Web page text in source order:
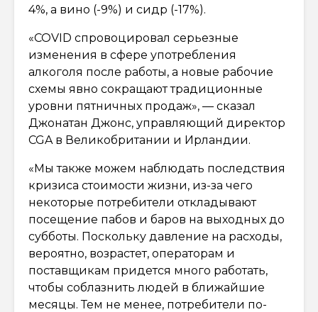
4%, а вино (-9%) и сидр (-17%).
«COVID спровоцировал серьезные
изменения в сфере употребления
алкоголя после работы, а новые рабочие
схемы явно сокращают традиционные
уровни пятничных продаж», — сказал
Джонатан Джонс, управляющий директор
CGA в Великобритании и Ирландии.
«Мы также можем наблюдать последствия
кризиса стоимости жизни, из-за чего
некоторые потребители откладывают
посещение пабов и баров на выходных до
субботы. Поскольку давление на расходы,
вероятно, возрастет, операторам и
поставщикам придется много работать,
чтобы соблазнить людей в ближайшие
месяцы. Тем не менее, потребители по-